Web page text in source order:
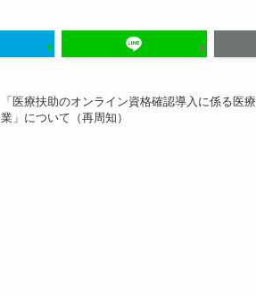
「医療扶助のオンライン資格確認導入に係る医
業」について（再周知）